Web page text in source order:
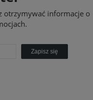
otrzymywać informacje o
Zapisz się